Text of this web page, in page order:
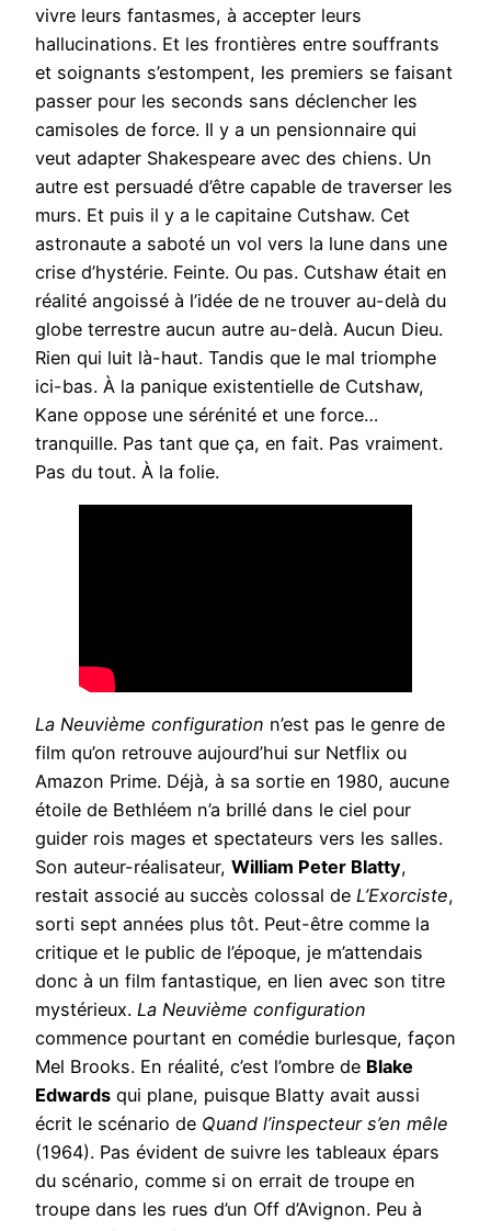
vivre leurs fantasmes, à accepter leurs
hallucinations. Et les frontières entre souffrants
et soignants s’estompent, les premiers se faisant
passer pour les seconds sans déclencher les
camisoles de force. Il y a un pensionnaire qui
veut adapter Shakespeare avec des chiens. Un
autre est persuadé d’être capable de traverser les
murs. Et puis il y a le capitaine Cutshaw. Cet
astronaute a saboté un vol vers la lune dans une
crise d’hystérie. Feinte. Ou pas. Cutshaw était en
réalité angoissé à l’idée de ne trouver au-delà du
globe terrestre aucun autre au-delà. Aucun Dieu.
Rien qui luit là-haut. Tandis que le mal triomphe
ici-bas. À la panique existentielle de Cutshaw,
Kane oppose une sérénité et une force…
tranquille. Pas tant que ça, en fait. Pas vraiment.
Pas du tout. À la folie.
La Neuvième configuration n’est pas le genre de
film qu’on retrouve aujourd’hui sur Netflix ou
Amazon Prime. Déjà, à sa sortie en 1980, aucune
étoile de Bethléem n’a brillé dans le ciel pour
guider rois mages et spectateurs vers les salles.
Son auteur-réalisateur, William Peter Blatty,
restait associé au succès colossal de L’Exorciste,
sorti sept années plus tôt. Peut-être comme la
critique et le public de l’époque, je m’attendais
donc à un film fantastique, en lien avec son titre
mystérieux. La Neuvième configuration
commence pourtant en comédie burlesque, façon
Mel Brooks. En réalité, c’est l’ombre de Blake
Edwards qui plane, puisque Blatty avait aussi
écrit le scénario de Quand l’inspecteur s’en mêle
(1964). Pas évident de suivre les tableaux épars
du scénario, comme si on errait de troupe en
troupe dans les rues d’un Off d’Avignon. Peu à